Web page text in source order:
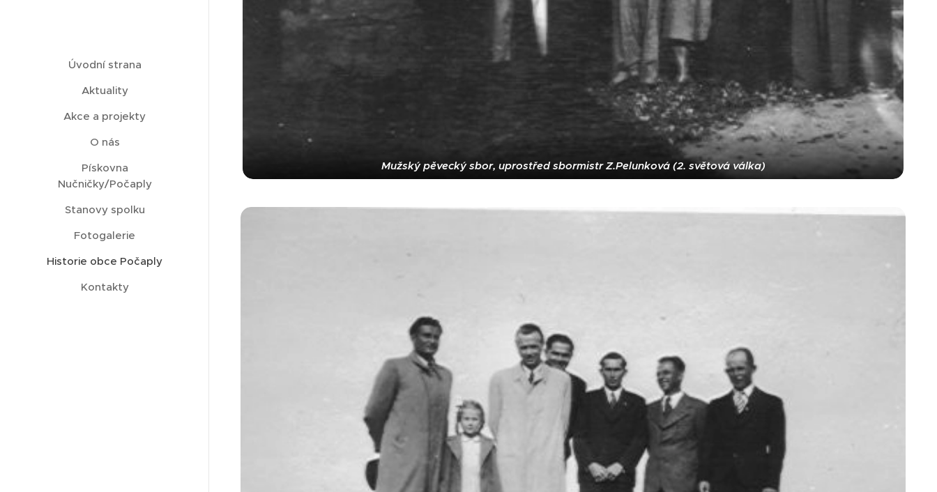
Úvodní strana
Aktuality
Akce a projekty
O nás
Pískovna
Nučničky/Počaply
Stanovy spolku
Fotogalerie
Historie obce Počaply
Kontakty
Mužský pěvecký sbor, uprostřed sbormistr Z.Pelunková (2. světová válka)